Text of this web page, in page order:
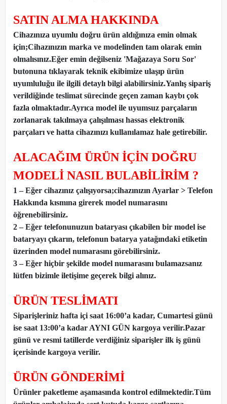
SATIN ALMA HAKKINDA
Cihazınıza uyumlu doğru ürün aldığınıza emin olmak
için;Cihazınızın marka ve modelinden tam olarak emin
olmalısınız.Eğer emin değilseniz 'Mağazaya Soru Sor'
butonuna tıklayarak teknik ekibimize ulaşıp ürün
uyumluluğu ile ilgili detaylı bilgi alabilirsiniz.Yanlış sipariş
verildiğinde teslimat sürecinde geçen zaman kaybı çok
fazla olmaktadır.Ayrıca model ile uyumsuz parçaların
zorlanarak takılmaya çalışılması hassas elektronik
parçaları ve hatta cihazınızı kullanılamaz hale getirebilir.
ALACAĞIM ÜRÜN İÇİN DOĞRU
MODELİ NASIL BULABİLİRİM ?
1 – Eğer cihazınız çalışıyorsa;cihazınızın Ayarlar > Telefon
Hakkında kısmına girerek model numarasını
öğrenebilirsiniz.
2 – Eğer telefonunuzun bataryası çıkabilen bir model ise
bataryayı çıkarın, telefonun batarya yatağındaki etiketin
üzerinden model numarasını görebilirsiniz.
3 – Eğer hiçbir şekilde model numarasını bulamazsanız
lütfen bizimle iletişime geçerek bilgi alınız.
ÜRÜN TESLİMATI
Siparişleriniz hafta içi saat 16:00’a kadar, Cumartesi günü
ise saat 13:00’a kadar AYNI GÜN kargoya verilir.Pazar
günü ve resmi tatillerde verdiğiniz siparişler ilk iş günü
içerisinde kargoya verilir.
ÜRÜN GÖNDERİMİ
Ürünler paketleme aşamasında kontrol edilmektedir.Tüm